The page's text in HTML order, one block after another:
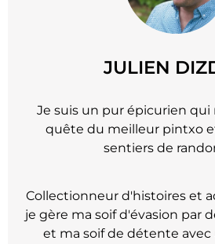
JULIEN
Je suis un pur épicurien qui
quête du meilleur pintxo
sentiers de
Collectionneur d'histoires et
je gère ma soif d'évasion par
et ma soif de détente avec